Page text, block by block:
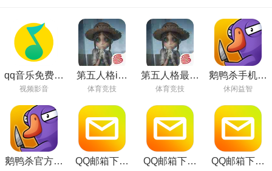
qq音乐免费听
歌版本下载
视频影音
第五人格ios
版下载
体育竞技
第五人格最新
免费下载安卓
体育竞技
鹅鸭杀手机版
安卓下载
休闲益智
鹅鸭杀官方正
QQ邮箱下载
QQ邮箱下载
QQ邮箱下载